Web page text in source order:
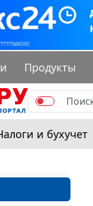
Продукты
и бухучет